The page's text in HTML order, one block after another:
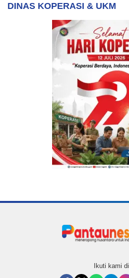
DINAS KOPERASI & UKM
Ikuti kami di